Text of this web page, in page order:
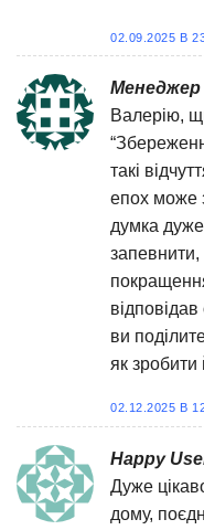
02.09.2025 В
Менеджер
Валерію,
такі
епох може
думка
ви
як
02.12.2025 В
Happy
Дуже
дому,